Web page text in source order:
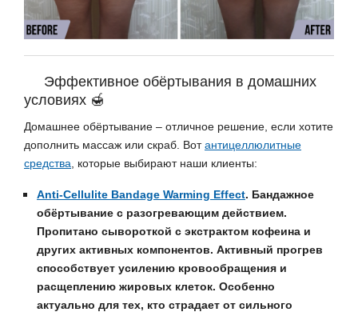
Эффективное обёртывания в домашних
условиях 🍯
Домашнее обёртывание – отличное решение, если хотите
дополнить массаж или скраб. Вотантицеллюлитные
средства, которые выбирают наши клиенты:
Anti-Cellulite Bandage Warming Effect. Бандажное
обёртывание с разогревающим действием.
Пропитано сывороткой с экстрактом кофеина и
других активных компонентов. Активный прогрев
способствует усилению кровообращения и
расщеплению жировых клеток. Особенно
актуально для тех, кто страдает от сильного